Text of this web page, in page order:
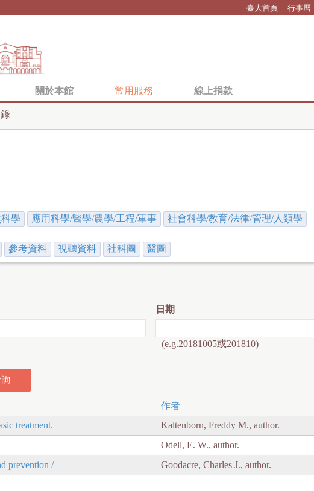
臺大首頁 行事曆
關於本館 常用服務 線上捐款
學 應用科學/醫學/農學/工程/軍事 社會科學/教育/法律/管理/人類學
參考資料 視聽資料 社科圖 醫圖
日期
(e.g.20181005或201810)
作者
treatment.
Kaltenborn, Freddy M., author.
Odell, E. W., author.
prevention /
Goodacre, Charles J., author.